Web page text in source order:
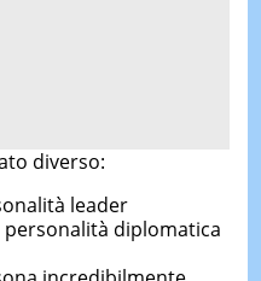
diverso:
leader
diplomatica